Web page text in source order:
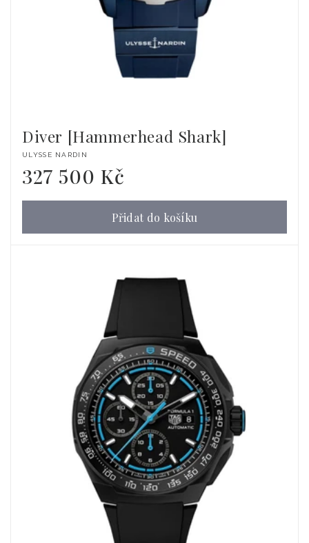
Diver [Hammerhead Shark]
Dodavatel:
ULYSSE NARDIN
Běžná
cena
327 500 Kč
Přidat do košíku